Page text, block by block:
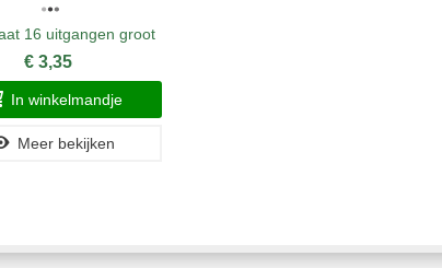
16 uitgangen groot
€ 3,35
In winkelmandje
Meer bekijken